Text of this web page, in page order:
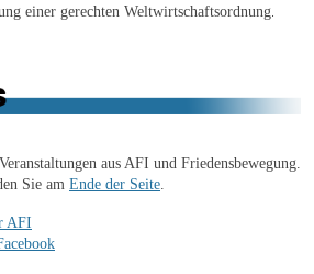
einer gerechten Weltwirtschaftsordnung.
aus AFI und Friedensbewegung.
Sie am Ende der Seite
AFI